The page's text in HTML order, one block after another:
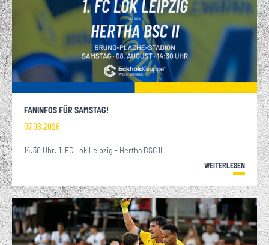
FANINFOS FÜR SAMSTAG!
07.08.2026
14:30 Uhr: 1. FC Lok Leipzig - Hertha BSC II
WEITERLESEN